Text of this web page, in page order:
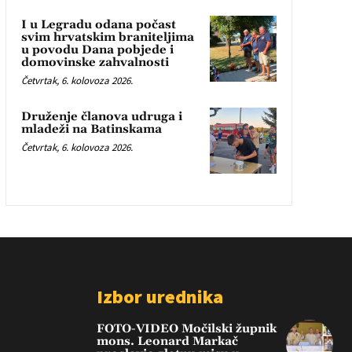
I u Legradu odana počast
svim hrvatskim braniteljima
u povodu Dana pobjede i
domovinske zahvalnosti
Četvrtak, 6. kolovoza 2026.
Druženje članova udruga i
mladeži na Batinskama
Četvrtak, 6. kolovoza 2026.
Izbor urednika
FOTO-VIDEO Močilski župnik
mons. Leonard Markač